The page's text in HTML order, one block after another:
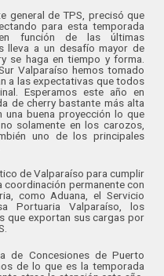
general de TPS, precisó que
para esta temporada
función de las últimas
lleva a un desafío mayor de
se haga en tiempo y forma.
Valparaíso hemos tomado
a las expectativas que todos
Esperamos este año en
de cherry bastante más alta
buena proyección lo que
solamente en los carozos,
uno de los principales
de Valparaíso para cumplir
permanente con
como Aduana, el Servicio
Portuaria Valparaíso, los
que exportan sus cargas por
de Concesiones de Puerto
de lo que es la temporada